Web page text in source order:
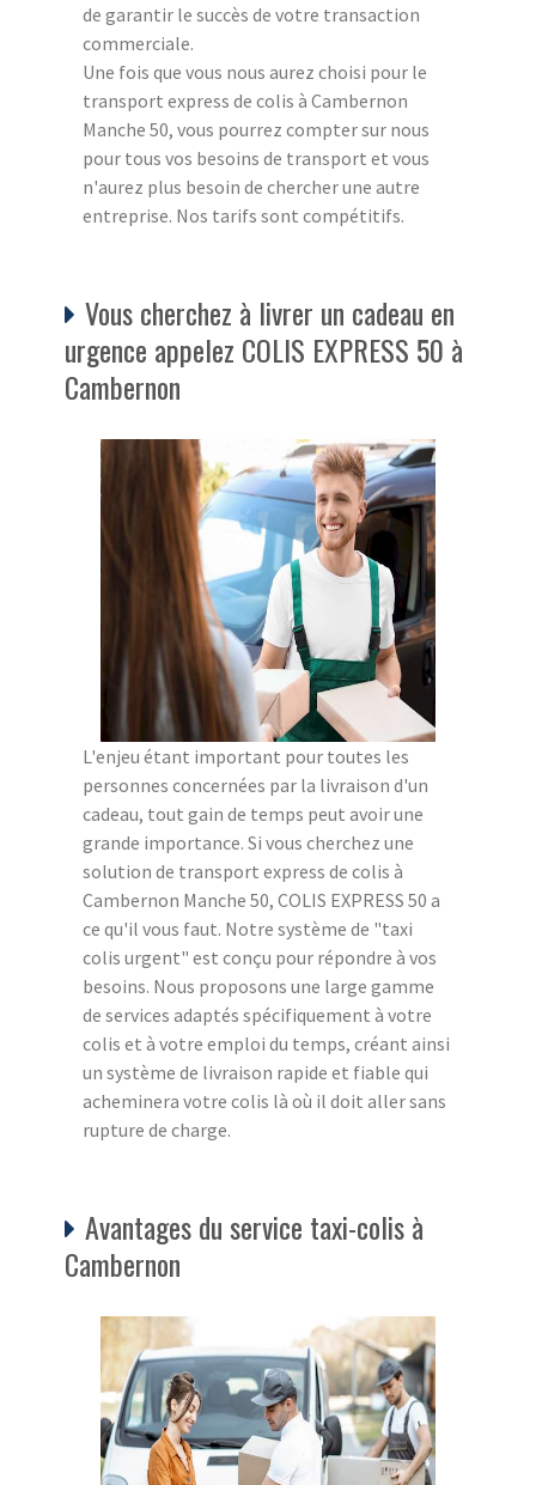
de garantir le succès de votre transaction
commerciale.
Une fois que vous nous aurez choisi pour le
transport express de colis à Cambernon
Manche 50, vous pourrez compter sur nous
pour tous vos besoins de transport et vous
n'aurez plus besoin de chercher une autre
entreprise. Nos tarifs sont compétitifs.
Vous cherchez à livrer un cadeau en
urgence appelez COLIS EXPRESS 50 à
Cambernon
L'enjeu étant important pour toutes les
personnes concernées par la livraison d'un
cadeau, tout gain de temps peut avoir une
grande importance. Si vous cherchez une
solution de transport express de colis à
Cambernon Manche 50, COLIS EXPRESS 50 a
ce qu'il vous faut. Notre système de "taxi
colis urgent" est conçu pour répondre à vos
besoins. Nous proposons une large gamme
de services adaptés spécifiquement à votre
colis et à votre emploi du temps, créant ainsi
un système de livraison rapide et fiable qui
acheminera votre colis là où il doit aller sans
rupture de charge.
Avantages du service taxi-colis à
Cambernon